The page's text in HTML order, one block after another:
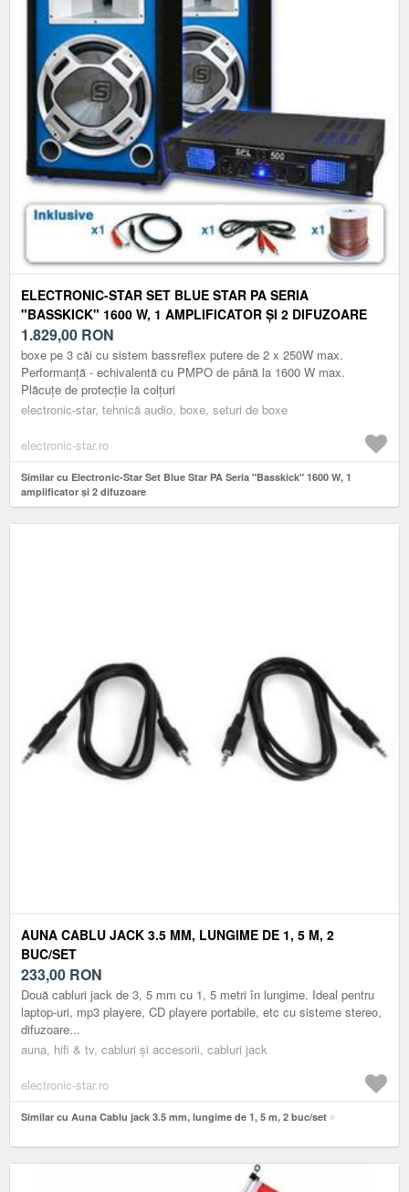
ELECTRONIC-STAR SET BLUE STAR PA SERIA
"BASSKICK" 1600 W, 1 AMPLIFICATOR ȘI 2 DIFUZOARE
1.829,00 RON
boxe pe 3 căi cu sistem bassreflex putere de 2 x 250W max.
Performanță - echivalentă cu PMPO de până la 1600 W max.
Plăcuțe de protecție la colțuri
electronic-star, tehnică audio, boxe, seturi de boxe
electronic-star.ro
Similar cu Electronic-Star Set Blue Star PA Seria "Basskick" 1600 W, 1
amplificator și 2 difuzoare
AUNA CABLU JACK 3.5 MM, LUNGIME DE 1, 5 M, 2
BUC/SET
233,00 RON
Două cabluri jack de 3, 5 mm cu 1, 5 metri în lungime. Ideal pentru
laptop-uri, mp3 playere, CD playere portabile, etc cu sisteme stereo,
difuzoare...
auna, hifi & tv, cabluri și accesorii, cabluri jack
electronic-star.ro
Similar cu Auna Cablu jack 3.5 mm, lungime de 1, 5 m, 2 buc/set